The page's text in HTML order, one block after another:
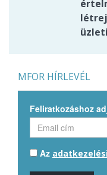
MFOR HÍRLEVÉL
Feliratkozáshoz
Az